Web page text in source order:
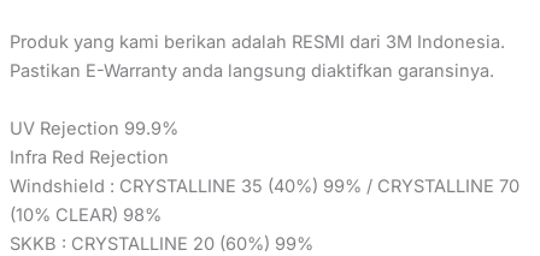
Produk yang kami berikan adalah RESMI dari 3M Indonesia.
Pastikan E-Warranty anda langsung diaktifkan garansinya.
UV Rejection 99.9%
Infra Red Rejection
Windshield : CRYSTALLINE 35 (40%) 99% / CRYSTALLINE 70
(10% CLEAR) 98%
SKKB : CRYSTALLINE 20 (60%) 99%